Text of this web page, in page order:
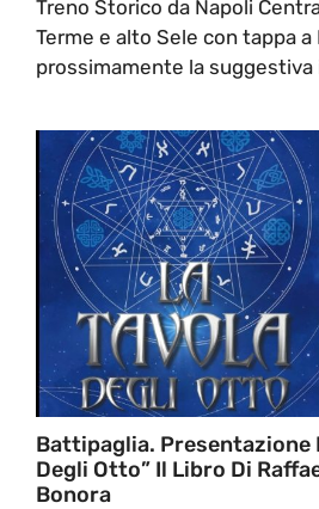
Treno Storico da Napoli
Terme e alto Sele con tappa a
prossimamente la suggestiva
Battipaglia. Presentazione
Degli Otto” Il Libro Di
Bonora